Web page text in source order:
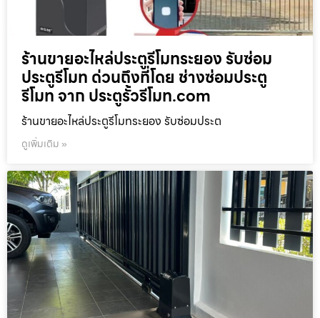
ร้านขายอะไหล่ประตูรีโมทระยอง รับซ่อม
ประตูรีโมท ด่วนถึงที่โดย ช่างซ่อมประตู
รีโมท จาก ประตูรั้วรีโมท.com
ร้านขายอะไหล่ประตูรีโมทระยอง รับซ่อมประต
ดูเพิ่มเติม »